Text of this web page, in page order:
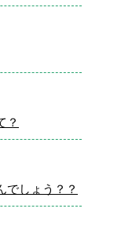
？
でしょう？？